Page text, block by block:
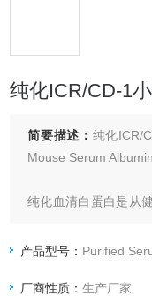
纯化ICR/CD-1
简要描述： 纯化ICR/
Mouse Serum Albumin
纯化血清白蛋白是从
丰富的蛋白质（占总蛋
产品型号： Purified
厂商性质：生产厂家